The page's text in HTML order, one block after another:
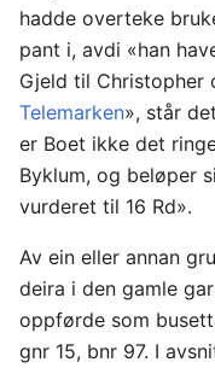
hadde overteke
pant i, avdi «han
Gjeld til Christopher
Telemarken», står
er Boet ikke det
Byklum, og beløper
vurderet til 16 Rd».
Av ein eller annan
deira i den gamle
oppførde som
gnr 15, bnr 97. I